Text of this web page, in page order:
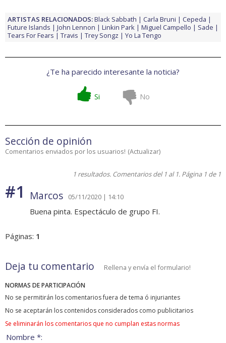
ARTISTAS RELACIONADOS:Black Sabbath Carla Bruni
Cepeda
Future Islands
John Lennon Linkin Park Miguel Campello
Sade
Tears For Fears
Travis Trey Songz Yo La Tengo
¿Te ha parecido interesante la noticia?
Si No
Sección de opinión
Comentarios enviados por los usuarios! (Actualizar)
1 resultados. Comentarios del 1 al 1. Página 1 de 1
#1 Marcos 05/11/2020 | 14:10
Buena pinta. Espectáculo de grupo FI.
Páginas: 1
Deja tu comentario Rellena y envía el formulario!
NORMAS DE PARTICIPACIÓN
No se permitirán los comentarios fuera de tema ó injuriantes
No se aceptarán los contenidos considerados como publicitarios
Se eliminarán los comentarios que no cumplan estas normas
Nombre *: